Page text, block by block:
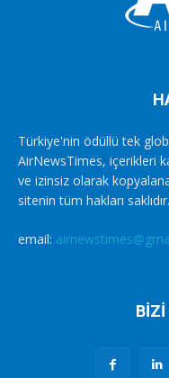
Türkiye'nin ödüllü tek
AirNewsTimes, içerikleri
ve izinsiz olarak
sitenin tüm hakları saklıdır.
email:
BİZİ